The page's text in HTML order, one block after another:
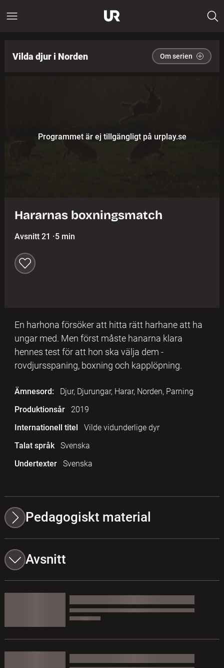
Vilda djur i Norden Om serien
Programmet är ej tillgängligt på urplay.se
Hararnas boxningsmatch
Avsnitt 21 ·5 min
En harhona försöker att hitta rätt harhane att ha
ungar med. Men först måste hanarna klara
hennes test för att hon ska välja dem -
rovdjursspaning, boxning och kapplöpning.
Ämnesord:
Djur, Djurungar, Harar, Norden, Parning
Produktionsår
2019
Internationell titel
Vilde vidunderlige dyr
Talat språk
Svenska
Undertexter
Svenska
Pedagogiskt material
Avsnitt